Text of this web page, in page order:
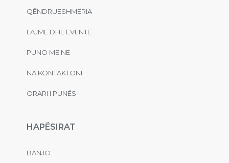
QËNDRUESHMËRIA
LAJME DHE EVENTE
PUNO ME NE
NA KONTAKTONI
ORARI I PUNËS
HAPËSIRAT
BANJO